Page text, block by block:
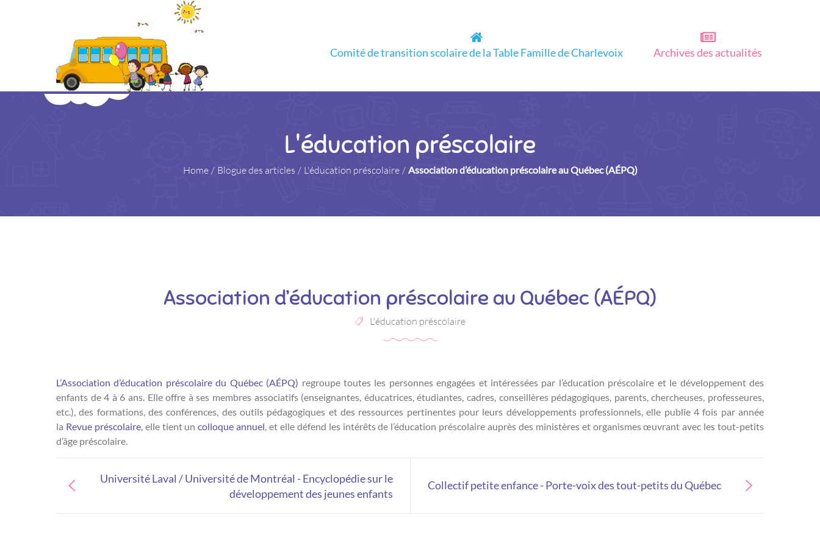
Comité de transition scolaire de la Table Famille de Charlevoix Archives des actualités
L'éducation préscolaire
Home / Blogue des articles / L'éducation préscolaire / Association d’éducation préscolaire au Québec (AÉPQ)
Association d’éducation préscolaire au Québec (AÉPQ)
L'éducation préscolaire
L’Association d’éducation préscolaire du Québec (AÉPQ) regroupe toutes les personnes engagées et intéressées par l’éducation préscolaire et le développement des
enfants de 4 à 6 ans. Elle offre à ses membres associatifs (enseignantes, éducatrices, étudiantes, cadres, conseillères pédagogiques, parents, chercheuses, professeures,
etc.), des formations, des conférences, des outils pédagogiques et des ressources pertinentes pour leurs développements professionnels, elle publie 4 fois par année
la Revue préscolaire, elle tient uncolloque annuel , et elle défend les intérêts de l’éducation préscolaire auprès des ministères et organismes œuvrant avec les tout-petits
d’âge préscolaire.
Collectif petite enfance - Porte-voix des tout-petits du Québec
Université Laval / Université de Montréal - Encyclopédie sur le
développement des jeunes enfants